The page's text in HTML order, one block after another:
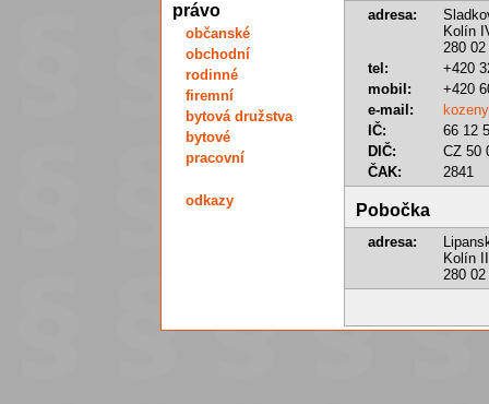
adresa:
Kolín
280 02
tel:
+420
mobil:
+420
e-mail:
IČ:
66 12
DIČ:
CZ 50
ČAK:
2841
Pobočka
adresa:
Kolín
280 02
právo
občanské
obchodní
rodinné
firemní
bytová družstva
bytové
pracovní
odkazy